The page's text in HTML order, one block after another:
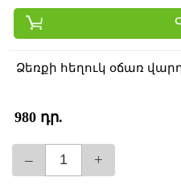
Ձեռքի հեղուկ օճառ վարդ
980 դր.
– +